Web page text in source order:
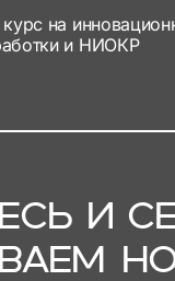
курс на
и НИОКР
И